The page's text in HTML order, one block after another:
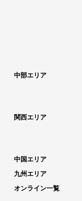
中部エリア
関西エリア
中国エリア
九州エリア
オンライン一覧